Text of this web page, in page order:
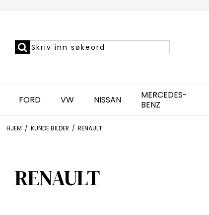
FORD VW NISSAN
MERCEDES-
BENZ
HJEM / KUNDE BILDER / RENAULT
RENAULT